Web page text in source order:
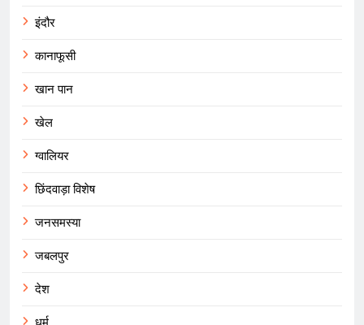
इंदौर
कानाफूसी
खान पान
खेल
ग्वालियर
छिंदवाड़ा विशेष
जनसमस्या
जबलपुर
देश